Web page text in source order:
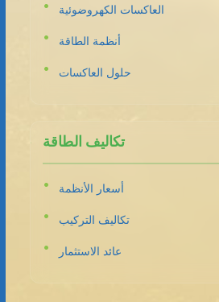
العاكسات الكهروضوئية
أنظمة الطاقة
حلول العاكسات
تكاليف الطاقة
أسعار الأنظمة
تكاليف التركيب
عائد الاستثمار